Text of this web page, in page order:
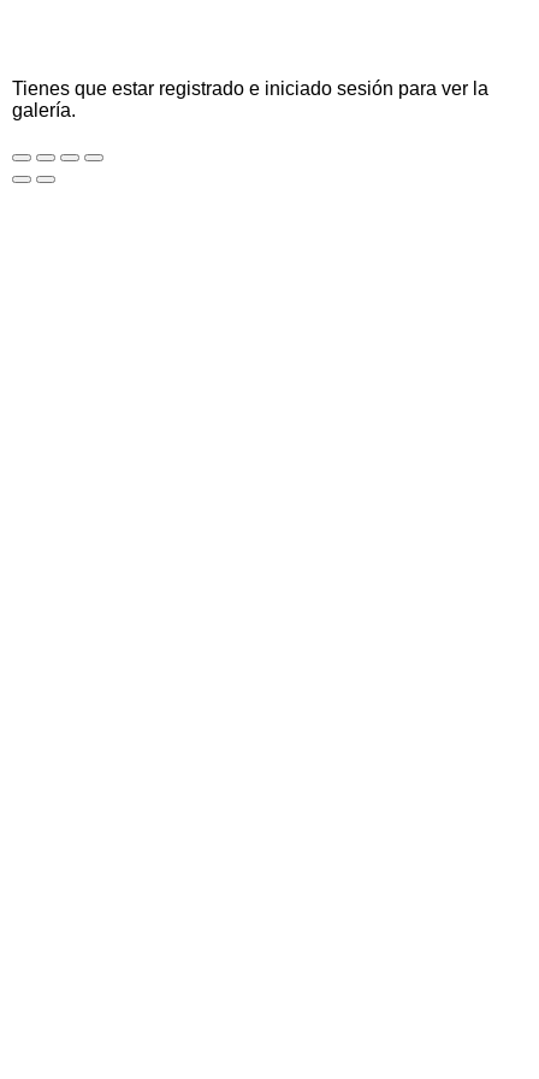
Tienes que estar registrado e iniciado sesión para ver la
galería.